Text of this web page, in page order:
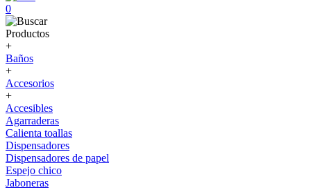
0
Productos
+
Baños
+
Accesorios
+
Accesibles
Agarraderas
Calienta toallas
Dispensadores
Dispensadores de papel
Espejo chico
Jaboneras